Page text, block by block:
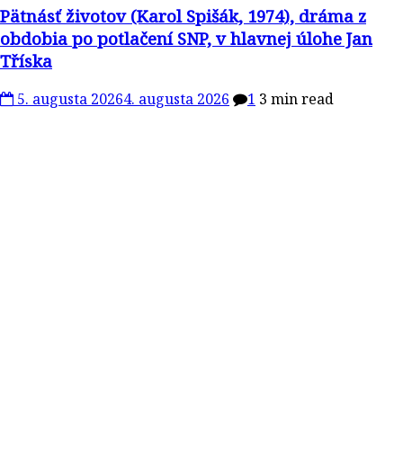
Pätnásť životov (Karol Spišák, 1974), dráma z
obdobia po potlačení SNP, v hlavnej úlohe Jan
Tříska
5. augusta 20264. augusta 2026 1 3 min read